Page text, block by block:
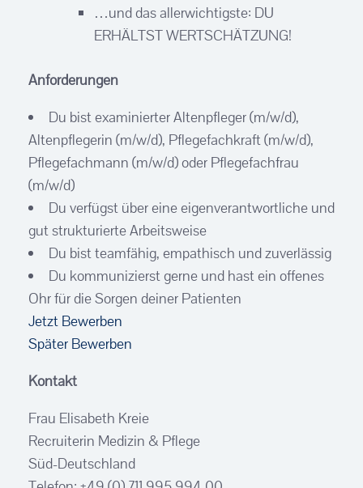
…und das allerwichtigste: DU
ERHÄLTST WERTSCHÄTZUNG!
Anforderungen
Du bist examinierter Altenpfleger (m/w/d),
Altenpflegerin (m/w/d), Pflegefachkraft (m/w/d),
Pflegefachmann (m/w/d) oder Pflegefachfrau
(m/w/d)
Du verfügst über eine eigenverantwortliche und
gut strukturierte Arbeitsweise
Du bist teamfähig, empathisch und zuverlässig
Du kommunizierst gerne und hast ein offenes
Ohr für die Sorgen deiner Patienten
Jetzt Bewerben
Später Bewerben
Kontakt
Frau Elisabeth Kreie
Recruiterin Medizin & Pflege
Süd-Deutschland